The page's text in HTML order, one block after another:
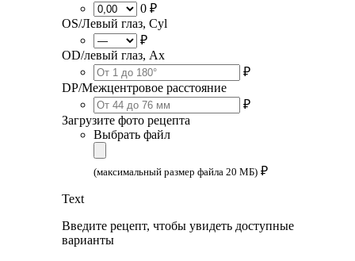
0 ₽
OS/Левый глаз, Cyl
₽
OD/левый глаз, Ax
₽
DP/Межцентровое расстояние
₽
Загрузите фото рецепта
Выбрать файл
(максимальный размер файла 20 МБ) ₽
Text
Введите рецепт, чтобы увидеть доступные
варианты